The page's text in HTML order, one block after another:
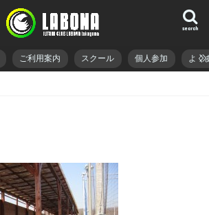
search
ご利用案内 スクール 個人参加 よく